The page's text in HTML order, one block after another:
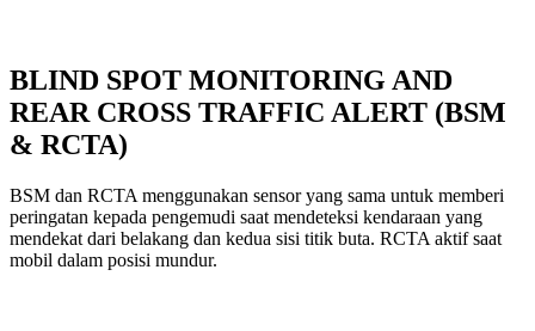
BLIND SPOT MONITORING AND
REAR CROSS TRAFFIC ALERT (BSM
& RCTA)
BSM dan RCTA menggunakan sensor yang sama untuk memberi
peringatan kepada pengemudi saat mendeteksi kendaraan yang
mendekat dari belakang dan kedua sisi titik buta. RCTA aktif saat
mobil dalam posisi mundur.